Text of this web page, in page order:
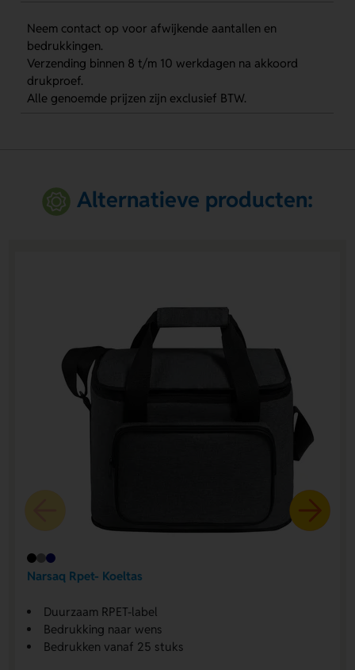
Neem contact op voor afwijkende aantallen en
bedrukkingen.
Verzending binnen 8 t/m 10 werkdagen na akkoord
drukproef.
Alle genoemde prijzen zijn exclusief BTW.
Alternatieve producten:
Narsaq Rpet- Koeltas
Duurzaam RPET-label
Bedrukking naar wens
Bedrukken vanaf 25 stuks